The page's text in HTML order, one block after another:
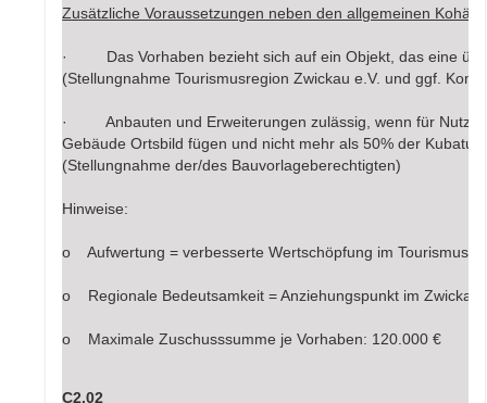
Zusätzliche Voraussetzungen neben den allgemeinen
· Das Vorhaben bezieht sich auf ein Objekt, das eine
(Stellungnahme Tourismusregion Zwickau e.V. und ggf.
· Anbauten und Erweiterungen zulässig, wenn für
Gebäude Ortsbild fügen und nicht mehr als 50% der
(Stellungnahme der/des Bauvorlageberechtigten)
Hinweise:
o Aufwertung = verbesserte Wertschöpfung im Tourismus-
o Regionale Bedeutsamkeit = Anziehungspunkt im
o Maximale Zuschusssumme je Vorhaben: 120.000 €
C2.02